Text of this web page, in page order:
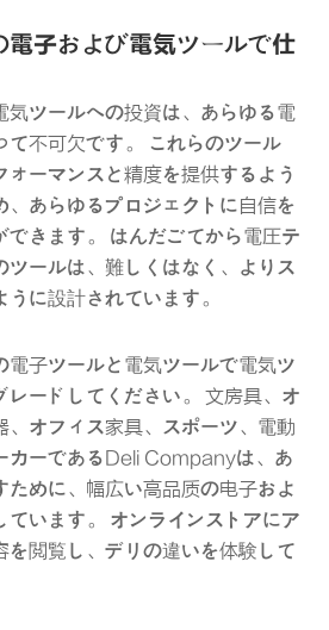
電子および電気ツールで仕
気ツールへの投資は、あらゆる電
て不可欠です。 これらのツール
ォーマンスと精度を提供するよう
、あらゆるプロジェクトに自信を
できます。 はんだごてから電圧テ
ツールは、難しくはなく、よりス
に設計されています。
電子ツールと電気ツールで電気ツ
レードしてください。 文房具、オ
、オフィス家具、スポーツ、電動
カーであるDeli Companyは、あ
ために、幅広い高品质の电子およ
ています。 オンラインストアにア
を閲覧し、デリの違いを体験して